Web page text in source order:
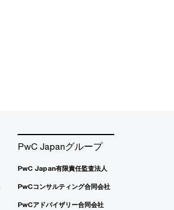
PwC Japanグループ
PwC Japan有限責任監査法人
PwCコンサルティング合同会社
PwCアドバイザリー合同会社